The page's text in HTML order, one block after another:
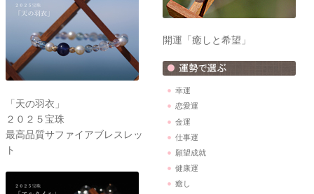
「天の羽衣」
２０２５宝珠
最高品質サファイアブレスレッ
ト
開運「癒しと希望」
幸運
恋愛運
金運
仕事運
願望成就
健康運
癒し